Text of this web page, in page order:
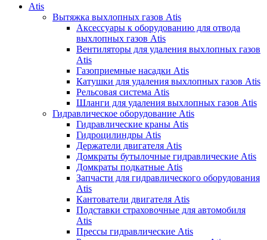
Atis
Вытяжка выхлопных газов Atis
Аксессуары к оборудованию для отвода
выхлопных газов Atis
Вентиляторы для удаления выхлопных газов
Atis
Газоприемные насадки Atis
Катушки для удаления выхлопных газов Atis
Рельсовая система Atis
Шланги для удаления выхлопных газов Atis
Гидравлическое оборудование Atis
Гидравлические краны Atis
Гидроцилиндры Atis
Держатели двигателя Atis
Домкраты бутылочные гидравлические Atis
Домкраты подкатные Atis
Запчасти для гидравлического оборудования
Atis
Кантователи двигателя Atis
Подставки страховочные для автомобиля
Atis
Прессы гидравлические Atis